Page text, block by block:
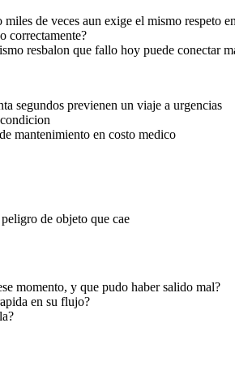
de veces aun exige el mismo respeto
correctamente?
resbalon que fallo hoy puede conectar
segundos previenen un viaje a urgencias
mantenimiento en costo medico
de objeto que cae
momento, y que pudo haber salido mal?
en su flujo?